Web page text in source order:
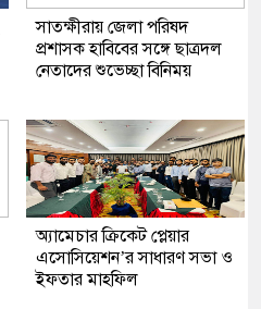
সাতক্ষীরায় জেলা পরিষদ
প্রশাসক হাবিবের সঙ্গে ছাত্রদল
নেতাদের শুভেচ্ছা বিনিময়
অ্যামেচার ক্রিকেট প্লেয়ার
এসোসিয়েশন’র সাধারণ সভা ও
ইফতার মাহফিল